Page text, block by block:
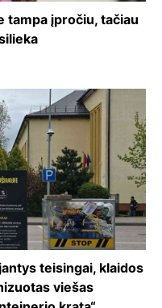
tampa įpročiu, tačiau
teisingai, klaidos
viešas